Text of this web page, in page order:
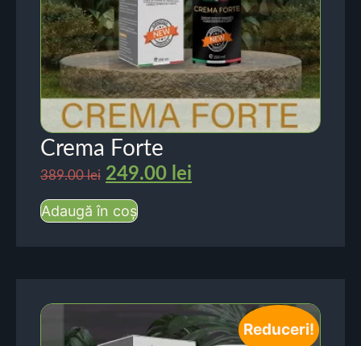
Crema Forte
389.00lei 249.00 lei
Adaugă în coș
Reduceri!